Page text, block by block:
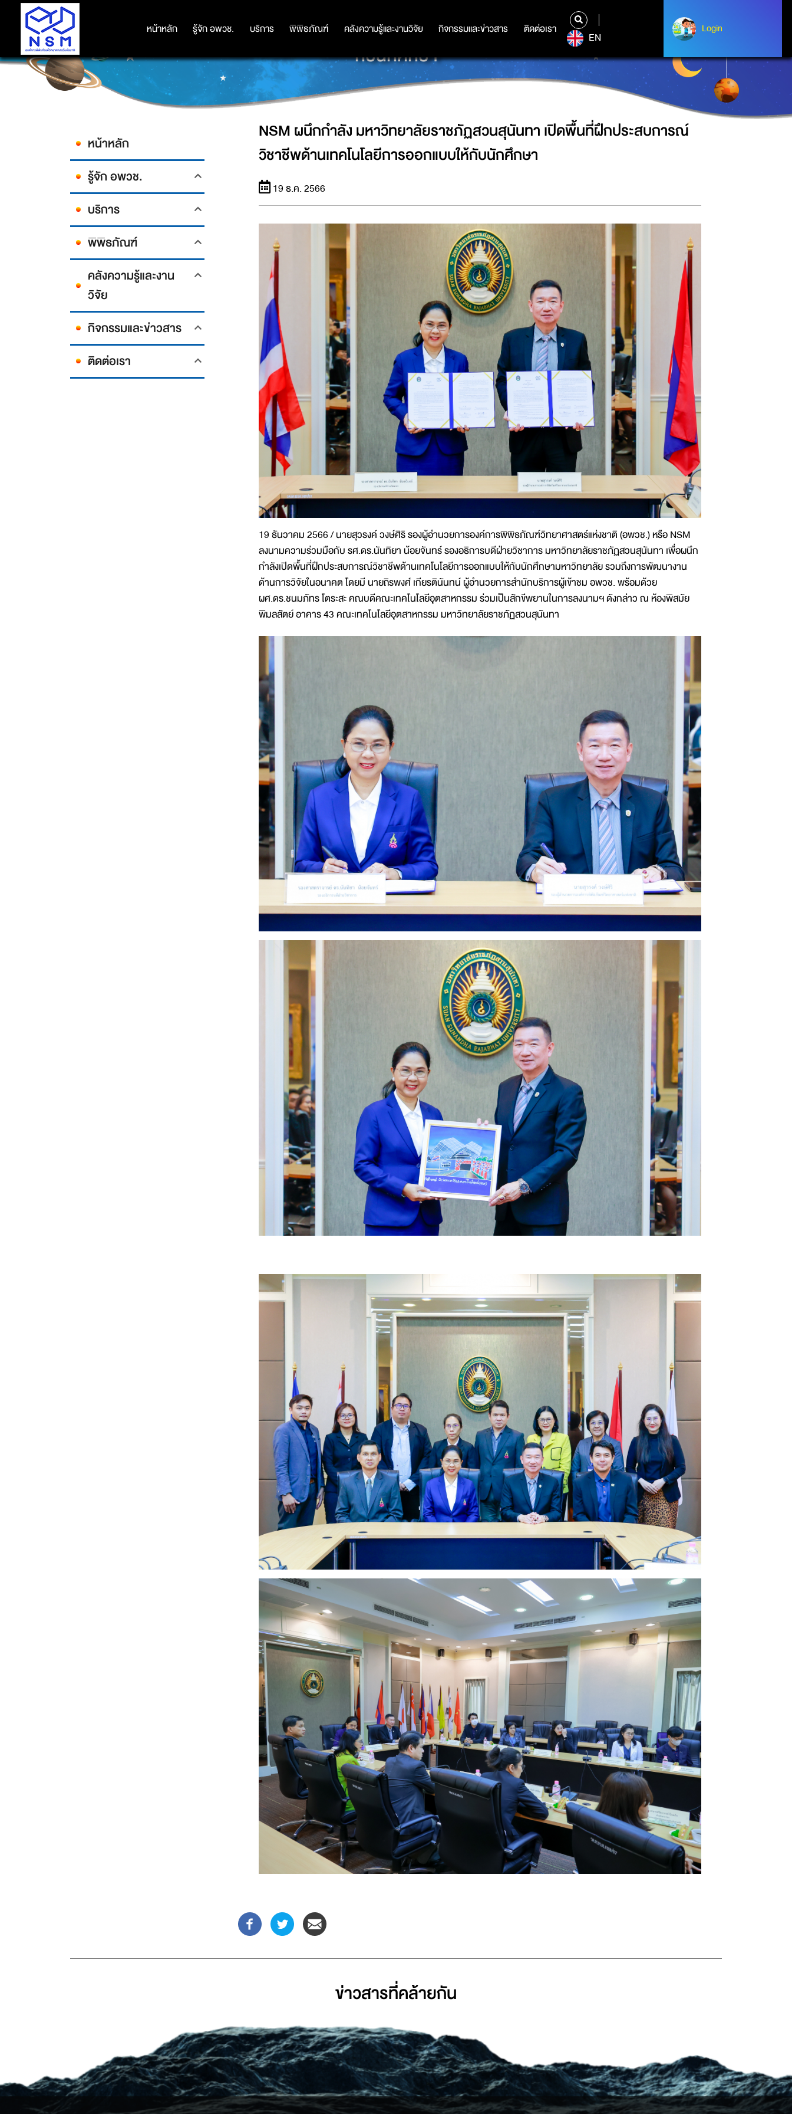
หน้าหลัก รู้จัก อพวช. บริการ พิพิธภัณฑ์ คลังความรู้และงานวิจัย กิจกรรมและข่าวสาร ติดต่อเรา
หน้าหลัก รู้จัก อพวช. บริการ พิพิธภัณฑ์ คลังความรู้และงานวิจัย กิจกรรมและข่าวสาร ติดต่อเรา
EN
Login
Login
NSM ผนึกกำลัง มหาวิทยาลัยราชภัฏสวนสุนันทา เปิดพื้นที่ฝึกประสบการณ์วิชาชีพด้านเทคโนโลยีการออกแบบให้
กับนักศึกษา
หน้าหลัก
รู้จัก อพวช.
บริการ
พิพิธภัณฑ์
คลังความรู้และงาน
วิจัย
กิจกรรมและข่าวสาร
ติดต่อเรา
NSM ผนึกกำลัง มหาวิทยาลัยราชภัฏสวนสุนันทา เปิดพื้นที่ฝึกประสบการณ์
วิชาชีพด้านเทคโนโลยีการออกแบบให้กับนักศึกษา
19 ธ.ค. 2566
19 ธันวาคม 2566 / นายสุวรงค์ วงษ์ศิริ รองผู้อำนวยการองค์การพิพิธภัณฑ์วิทยาศาสตร์แห่งชาติ (อพวช.) หรือ NSM
ลงนามความร่วมมือกับ รศ.ดร.นันทิยา น้อยจันทร์ รองอธิการบดีฝ่ายวิชาการ มหาวิทยาลัยราชภัฏสวนสุนันทา เพื่อผนึก
กำลังเปิดพื้นที่ฝึกประสบการณ์วิชาชีพด้านเทคโนโลยีการออกแบบให้กับนักศึกษามหาวิทยาลัย รวมถึงการพัฒนางาน
ด้านการวิจัยในอนาคต โดยมี นายถิรพงศ์ เกียรตินันทน์ ผู้อำนวยการสำนักบริการผู้เข้าชม อพวช. พร้อมด้วย
ผศ.ดร.ชนมภัทร โตระสะ คณบดีคณะเทคโนโลยีอุตสาหกรรม ร่วมเป็นสักขีพยานในการลงนามฯ ดังกล่าว ณ ห้องพิสมัย
พิมลสัตย์ อาคาร 43 คณะเทคโนโลยีอุตสาหกรรม มหาวิทยาลัยราชภัฏสวนสุนันทา
ข่าวสารที่่คล้ายกัน